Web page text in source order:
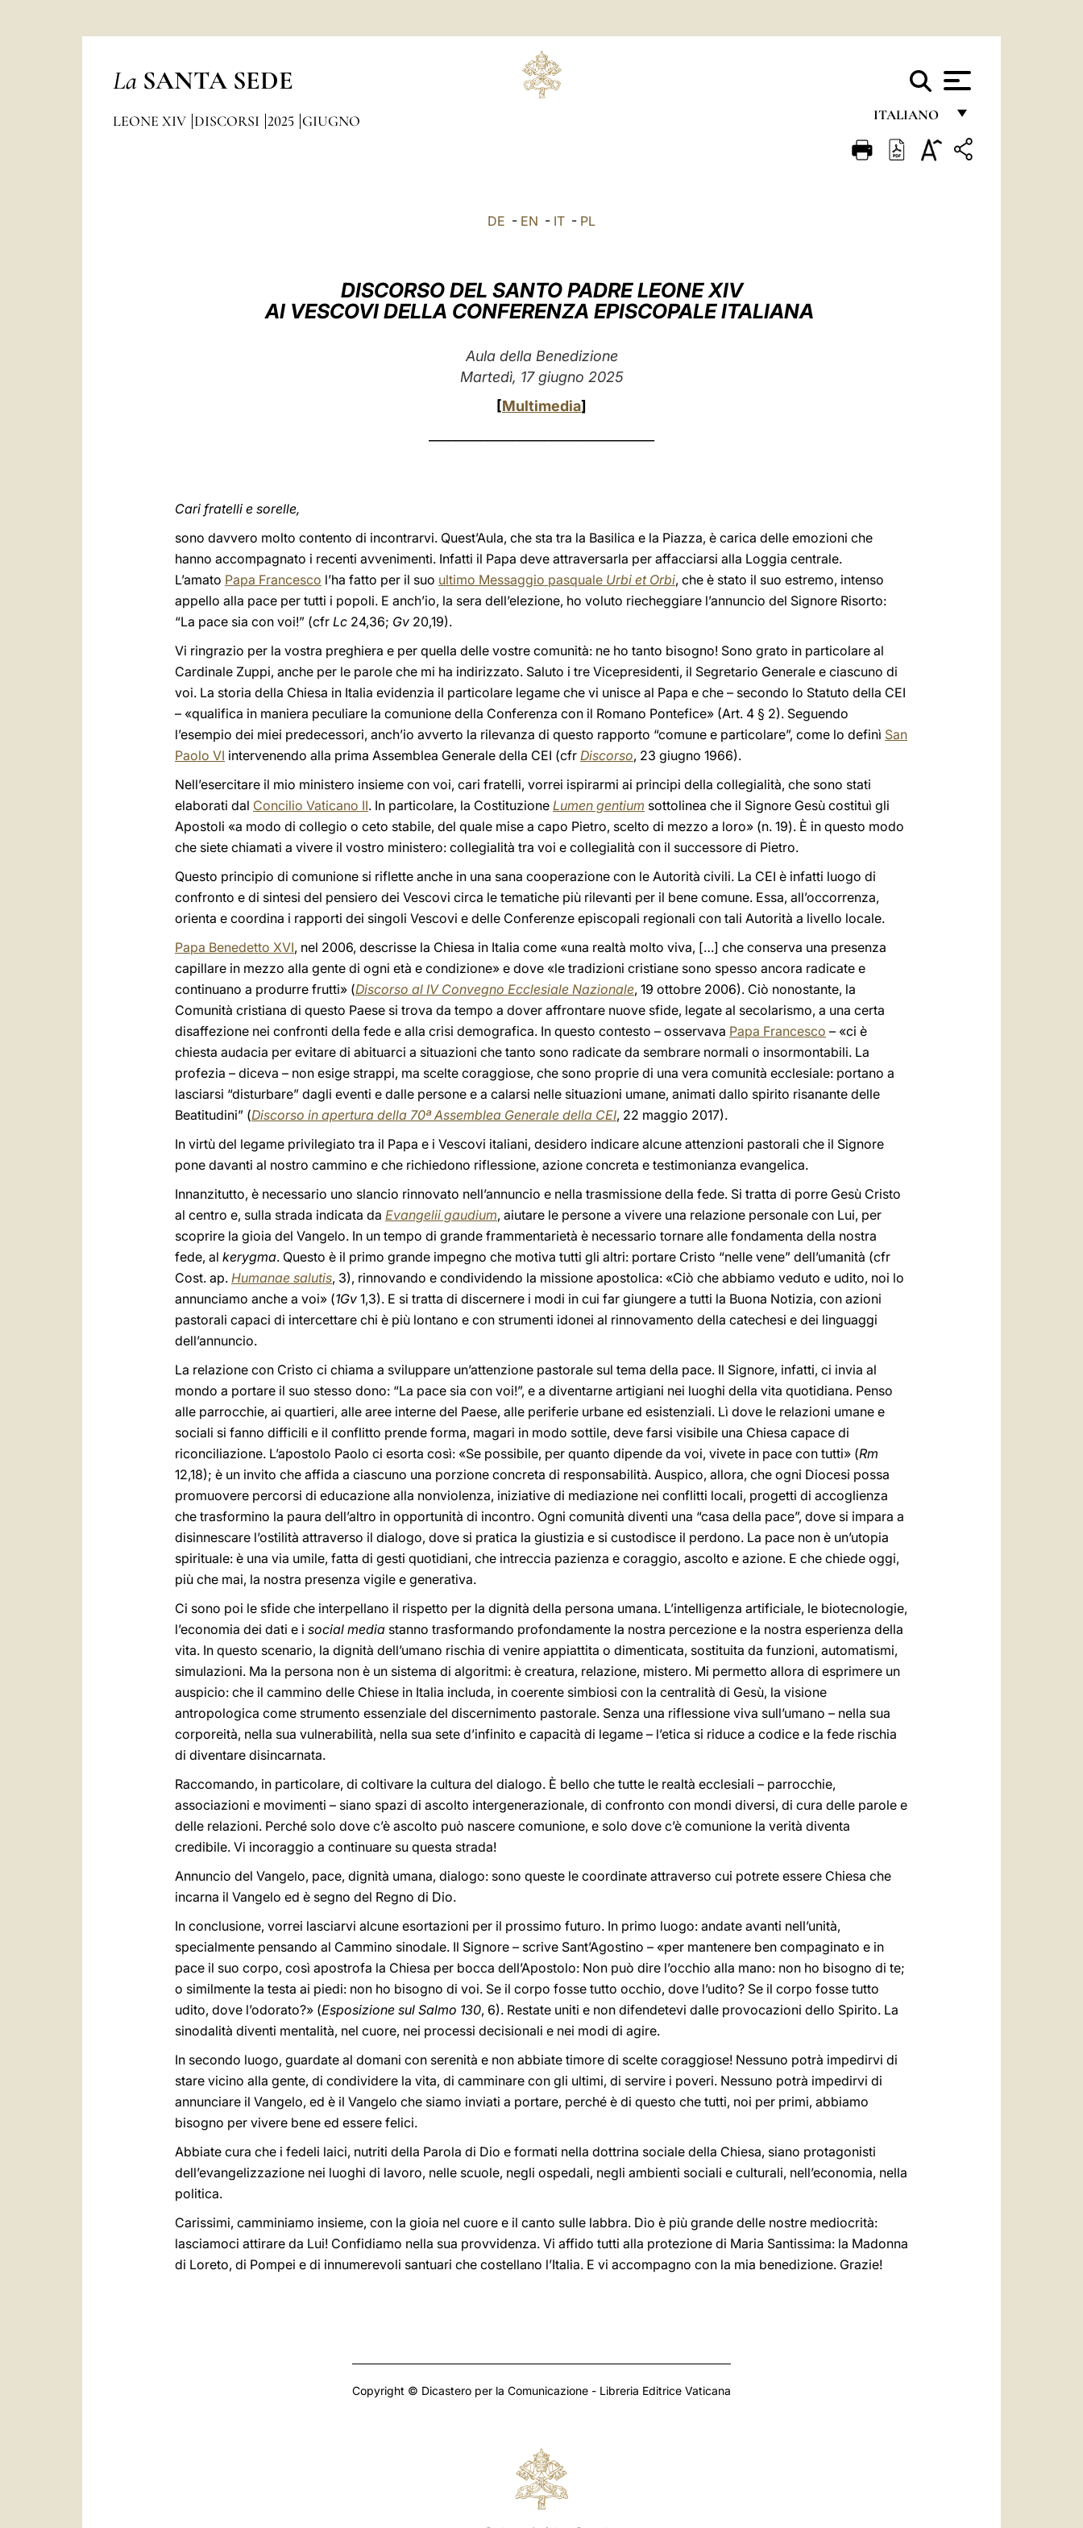
La SANTA SEDE
ITALIANO
FRANÇAIS
LEONE XIV DISCORSI 2025 GIUGNO
DE - EN - IT - PL
DISCORSO DEL SANTO PADRE LEONE XIV
AI VESCOVI DELLA CONFERENZA EPISCOPALE ITALIANA
Aula della Benedizione
Martedì, 17 giugno 2025
[Multimedia]
Cari fratelli e sorelle,
sono davvero molto contento di incontrarvi. Quest’Aula, che sta tra la Basilica e la Piazza, è carica delle emozioni che
hanno accompagnato i recenti avvenimenti. Infatti il Papa deve attraversarla per affacciarsi alla Loggia centrale.
L’amato Papa Francesco l’ha fatto per il suo ultimo Messaggio pasquale Urbi et Orbi, che è stato il suo estremo, intenso
appello alla pace per tutti i popoli. E anch’io, la sera dell’elezione, ho voluto riecheggiare l’annuncio del Signore Risorto:
“La pace sia con voi!” (cfr Lc 24,36; Gv 20,19).
Vi ringrazio per la vostra preghiera e per quella delle vostre comunità: ne ho tanto bisogno! Sono grato in particolare al
Cardinale Zuppi, anche per le parole che mi ha indirizzato. Saluto i tre Vicepresidenti, il Segretario Generale e ciascuno di
voi. La storia della Chiesa in Italia evidenzia il particolare legame che vi unisce al Papa e che – secondo lo Statuto della CEI
– «qualifica in maniera peculiare la comunione della Conferenza con il Romano Pontefice» (Art. 4 § 2). Seguendo
l’esempio dei miei predecessori, anch’io avverto la rilevanza di questo rapporto “comune e particolare”, come lo definì San
Paolo VI intervenendo alla prima Assemblea Generale della CEI (cfr Discorso, 23 giugno 1966).
Nell’esercitare il mio ministero insieme con voi, cari fratelli, vorrei ispirarmi ai principi della collegialità, che sono stati
elaborati dal Concilio Vaticano II. In particolare, la Costituzione Lumen gentium sottolinea che il Signore Gesù costituì gli
Apostoli «a modo di collegio o ceto stabile, del quale mise a capo Pietro, scelto di mezzo a loro» (n. 19). È in questo modo
che siete chiamati a vivere il vostro ministero: collegialità tra voi e collegialità con il successore di Pietro.
Questo principio di comunione si riflette anche in una sana cooperazione con le Autorità civili. La CEI è infatti luogo di
confronto e di sintesi del pensiero dei Vescovi circa le tematiche più rilevanti per il bene comune. Essa, all’occorrenza,
orienta e coordina i rapporti dei singoli Vescovi e delle Conferenze episcopali regionali con tali Autorità a livello locale.
Papa Benedetto XVI, nel 2006, descrisse la Chiesa in Italia come «una realtà molto viva, […] che conserva una presenza
capillare in mezzo alla gente di ogni età e condizione» e dove «le tradizioni cristiane sono spesso ancora radicate e
continuano a produrre frutti» (Discorso al IV Convegno Ecclesiale Nazionale, 19 ottobre 2006). Ciò nonostante, la
Comunità cristiana di questo Paese si trova da tempo a dover affrontare nuove sfide, legate al secolarismo, a una certa
disaffezione nei confronti della fede e alla crisi demografica. In questo contesto – osservava Papa Francesco – «ci è
chiesta audacia per evitare di abituarci a situazioni che tanto sono radicate da sembrare normali o insormontabili. La
profezia – diceva – non esige strappi, ma scelte coraggiose, che sono proprie di una vera comunità ecclesiale: portano a
lasciarsi “disturbare” dagli eventi e dalle persone e a calarsi nelle situazioni umane, animati dallo spirito risanante delle
Beatitudini” (Discorso in apertura della 70ª Assemblea Generale della CEI, 22 maggio 2017).
In virtù del legame privilegiato tra il Papa e i Vescovi italiani, desidero indicare alcune attenzioni pastorali che il Signore
pone davanti al nostro cammino e che richiedono riflessione, azione concreta e testimonianza evangelica.
Innanzitutto, è necessario uno slancio rinnovato nell’annuncio e nella trasmissione della fede. Si tratta di porre Gesù Cristo
al centro e, sulla strada indicata da Evangelii gaudium, aiutare le persone a vivere una relazione personale con Lui, per
scoprire la gioia del Vangelo. In un tempo di grande frammentarietà è necessario tornare alle fondamenta della nostra
fede, al kerygma. Questo è il primo grande impegno che motiva tutti gli altri: portare Cristo “nelle vene” dell’umanità (cfr
Cost. ap. Humanae salutis, 3), rinnovando e condividendo la missione apostolica: «Ciò che abbiamo veduto e udito, noi lo
annunciamo anche a voi» (1Gv 1,3). E si tratta di discernere i modi in cui far giungere a tutti la Buona Notizia, con azioni
pastorali capaci di intercettare chi è più lontano e con strumenti idonei al rinnovamento della catechesi e dei linguaggi
dell’annuncio.
La relazione con Cristo ci chiama a sviluppare un’attenzione pastorale sul tema della pace. Il Signore, infatti, ci invia al
mondo a portare il suo stesso dono: “La pace sia con voi!”, e a diventarne artigiani nei luoghi della vita quotidiana. Penso
alle parrocchie, ai quartieri, alle aree interne del Paese, alle periferie urbane ed esistenziali. Lì dove le relazioni umane e
sociali si fanno difficili e il conflitto prende forma, magari in modo sottile, deve farsi visibile una Chiesa capace di
riconciliazione. L’apostolo Paolo ci esorta così: «Se possibile, per quanto dipende da voi, vivete in pace con tutti» (Rm
12,18); è un invito che affida a ciascuno una porzione concreta di responsabilità. Auspico, allora, che ogni Diocesi possa
promuovere percorsi di educazione alla nonviolenza, iniziative di mediazione nei conflitti locali, progetti di accoglienza
che trasformino la paura dell’altro in opportunità di incontro. Ogni comunità diventi una “casa della pace”, dove si impara a
disinnescare l’ostilità attraverso il dialogo, dove si pratica la giustizia e si custodisce il perdono. La pace non è un’utopia
spirituale: è una via umile, fatta di gesti quotidiani, che intreccia pazienza e coraggio, ascolto e azione. E che chiede oggi,
più che mai, la nostra presenza vigile e generativa.
Ci sono poi le sfide che interpellano il rispetto per la dignità della persona umana. L’intelligenza artificiale, le biotecnologie,
l’economia dei dati e i social media stanno trasformando profondamente la nostra percezione e la nostra esperienza della
vita. In questo scenario, la dignità dell’umano rischia di venire appiattita o dimenticata, sostituita da funzioni, automatismi,
simulazioni. Ma la persona non è un sistema di algoritmi: è creatura, relazione, mistero. Mi permetto allora di esprimere un
auspicio: che il cammino delle Chiese in Italia includa, in coerente simbiosi con la centralità di Gesù, la visione
antropologica come strumento essenziale del discernimento pastorale. Senza una riflessione viva sull’umano – nella sua
corporeità, nella sua vulnerabilità, nella sua sete d’infinito e capacità di legame – l’etica si riduce a codice e la fede rischia
di diventare disincarnata.
Raccomando, in particolare, di coltivare la cultura del dialogo. È bello che tutte le realtà ecclesiali – parrocchie,
associazioni e movimenti – siano spazi di ascolto intergenerazionale, di confronto con mondi diversi, di cura delle parole e
delle relazioni. Perché solo dove c’è ascolto può nascere comunione, e solo dove c’è comunione la verità diventa
credibile. Vi incoraggio a continuare su questa strada!
Annuncio del Vangelo, pace, dignità umana, dialogo: sono queste le coordinate attraverso cui potrete essere Chiesa che
incarna il Vangelo ed è segno del Regno di Dio.
In conclusione, vorrei lasciarvi alcune esortazioni per il prossimo futuro. In primo luogo: andate avanti nell’unità,
specialmente pensando al Cammino sinodale. Il Signore – scrive Sant’Agostino – «per mantenere ben compaginato e in
pace il suo corpo, così apostrofa la Chiesa per bocca dell’Apostolo: Non può dire l’occhio alla mano: non ho bisogno di te;
o similmente la testa ai piedi: non ho bisogno di voi. Se il corpo fosse tutto occhio, dove l’udito? Se il corpo fosse tutto
udito, dove l’odorato?» (Esposizione sul Salmo 130, 6). Restate uniti e non difendetevi dalle provocazioni dello Spirito. La
sinodalità diventi mentalità, nel cuore, nei processi decisionali e nei modi di agire.
In secondo luogo, guardate al domani con serenità e non abbiate timore di scelte coraggiose! Nessuno potrà impedirvi di
stare vicino alla gente, di condividere la vita, di camminare con gli ultimi, di servire i poveri. Nessuno potrà impedirvi di
annunciare il Vangelo, ed è il Vangelo che siamo inviati a portare, perché è di questo che tutti, noi per primi, abbiamo
bisogno per vivere bene ed essere felici.
Abbiate cura che i fedeli laici, nutriti della Parola di Dio e formati nella dottrina sociale della Chiesa, siano protagonisti
dell’evangelizzazione nei luoghi di lavoro, nelle scuole, negli ospedali, negli ambienti sociali e culturali, nell’economia, nella
politica.
Carissimi, camminiamo insieme, con la gioia nel cuore e il canto sulle labbra. Dio è più grande delle nostre mediocrità:
lasciamoci attirare da Lui! Confidiamo nella sua provvidenza. Vi affido tutti alla protezione di Maria Santissima: la Madonna
di Loreto, di Pompei e di innumerevoli santuari che costellano l’Italia. E vi accompagno con la mia benedizione. Grazie!
Copyright © Dicastero per la Comunicazione - Libreria Editrice Vaticana